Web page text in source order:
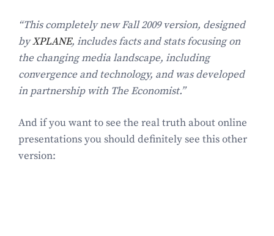
“This completely new Fall 2009 version, designed
byXPLANE, includes facts and stats focusing on
the changing media landscape, including
convergence and technology, and was developed
in partnership with The Economist.”
And if you want to see the real truth about online
presentations you should definitely see this other
version: